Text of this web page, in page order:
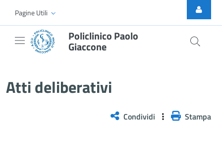
Skip to Main Content
Pagine Utili
Policlinico Paolo
Giaccone
Atti deliberativi
Condividi Stampa